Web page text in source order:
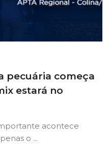
pecuária começa
estará no
acontece
o ...